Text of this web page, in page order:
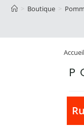
> Boutique >
Accueil